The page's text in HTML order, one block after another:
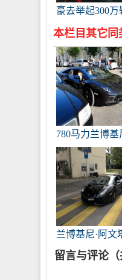
豪去举起300
尼Urus，打开
表面最坚固的
么。
本栏目其它同
780马力兰博基
Aventador跑车
兰博基尼·阿文
声音传到了耳
留言与评论